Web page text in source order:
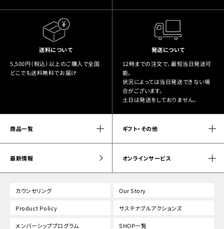
送料について
5,500円（税込）以上のご購入で全国
どこでも送料無料でお届け
発送について
12時までの注文で、最短当日発送可
能。
状況によっては当日発送できない場
合がございます。
土日は発送をしておりません。
商品一覧 ギフト・その他
最新情報 オンラインサービス
カウンセリング Our Story
Product Policy サステナブルアクションズ
メンバーシッププログラム SHOP一覧